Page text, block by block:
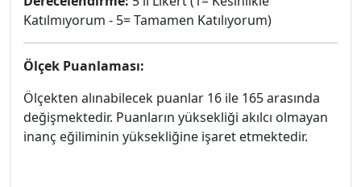
Katılmıyorum - 5= Tamamen Katılıyorum)
Ölçek Puanlaması:
Ölçekten alınabilecek puanlar 16 ile 165 arasında
değişmektedir. Puanların yüksekliği akılcı olmayan
inanç eğiliminin yüksekliğine işaret etmektedir.